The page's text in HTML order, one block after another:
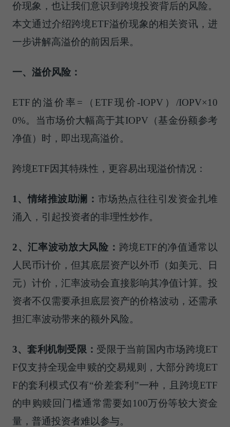
价现象，也让我们意识到跨境投资背后的风险。
本文通过介绍跨境ETF溢价现象的相关资讯，进
一步讲解高溢价的前因后果。
一、溢价风险：
ETF的溢价率=（ETF现价-IOPV）/IOPV×10
0%。当市场价大幅高于其IOPV（基金份额参考
净值）时，即出现高溢价。
跨境ETF因其特殊性，更容易出现溢价情况：
1、情绪推波助澜： 市场热点往往引发资金扎堆
涌入，引起投资者的非理性炒作。
2、汇率波动放大风险： 跨境ETF的净值通常以
人民币计价，但其底层资产以外币（如美元、日
元）计价，汇率波动会直接影响其净值计算。投
资者不仅需要承担底层资产的价格波动，还需承
担汇率波动带来的额外风险。
3、套利机制受限： 受限于当前国内市场跨境ET
F仅支持全现金申赎的交易规则，大部分跨境ET
F的套利模式仅有“价差套利”一种，且跨境ETF
的申购赎回门槛通常需要如100万份等较大资金
量，普通投资者难以参与。